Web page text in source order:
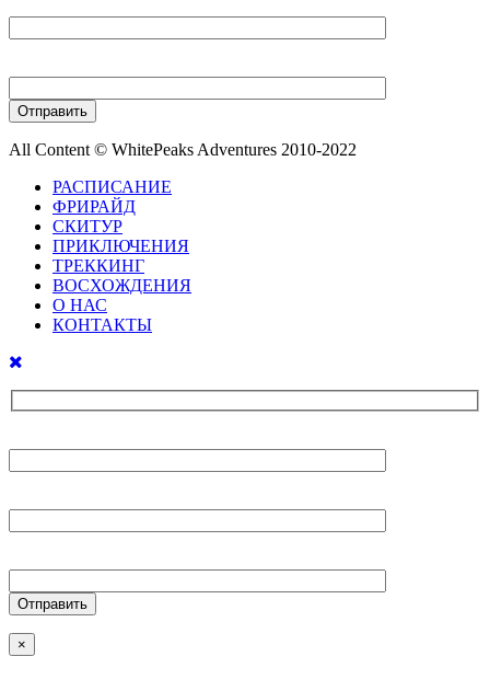
All Content © WhitePeaks Adventures 2010-2022
РАСПИСАНИЕ
ФРИРАЙД
СКИТУР
ПРИКЛЮЧЕНИЯ
ТРЕККИНГ
ВОСХОЖДЕНИЯ
О НАС
КОНТАКТЫ
×